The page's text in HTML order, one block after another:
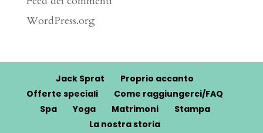
WordPress.org
Jack Sprat
Proprio accanto
Offerte speciali
Come raggiungerci/FAQ
Spa
Yoga Matrimoni
Stampa
La nostra storia